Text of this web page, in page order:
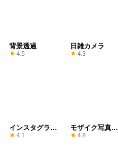
背景透過
4.5
日雑カメラ
4.3
インスタグラム
のため
4.1
モザイク写真効
果 4.8